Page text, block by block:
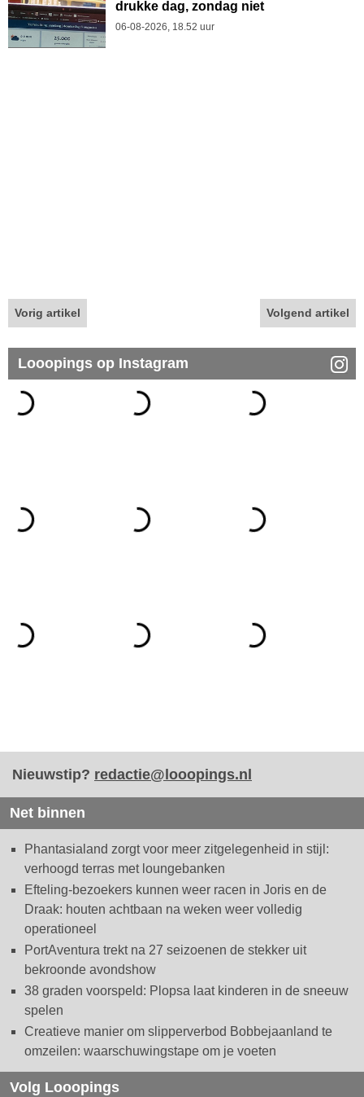
drukke dag, zondag niet
06-08-2026, 18.52 uur
Vorig artikel Volgend artikel
Looopings op Instagram
Nieuwstip? redactie@looopings.nl
Net binnen
Phantasialand zorgt voor meer zitgelegenheid in stijl:
verhoogd terras met loungebanken
Efteling-bezoekers kunnen weer racen in Joris en de
Draak: houten achtbaan na weken weer volledig
operationeel
PortAventura trekt na 27 seizoenen de stekker uit
bekroonde avondshow
38 graden voorspeld: Plopsa laat kinderen in de sneeuw
spelen
Creatieve manier om slipperverbod Bobbejaanland te
omzeilen: waarschuwingstape om je voeten
Volg Looopings